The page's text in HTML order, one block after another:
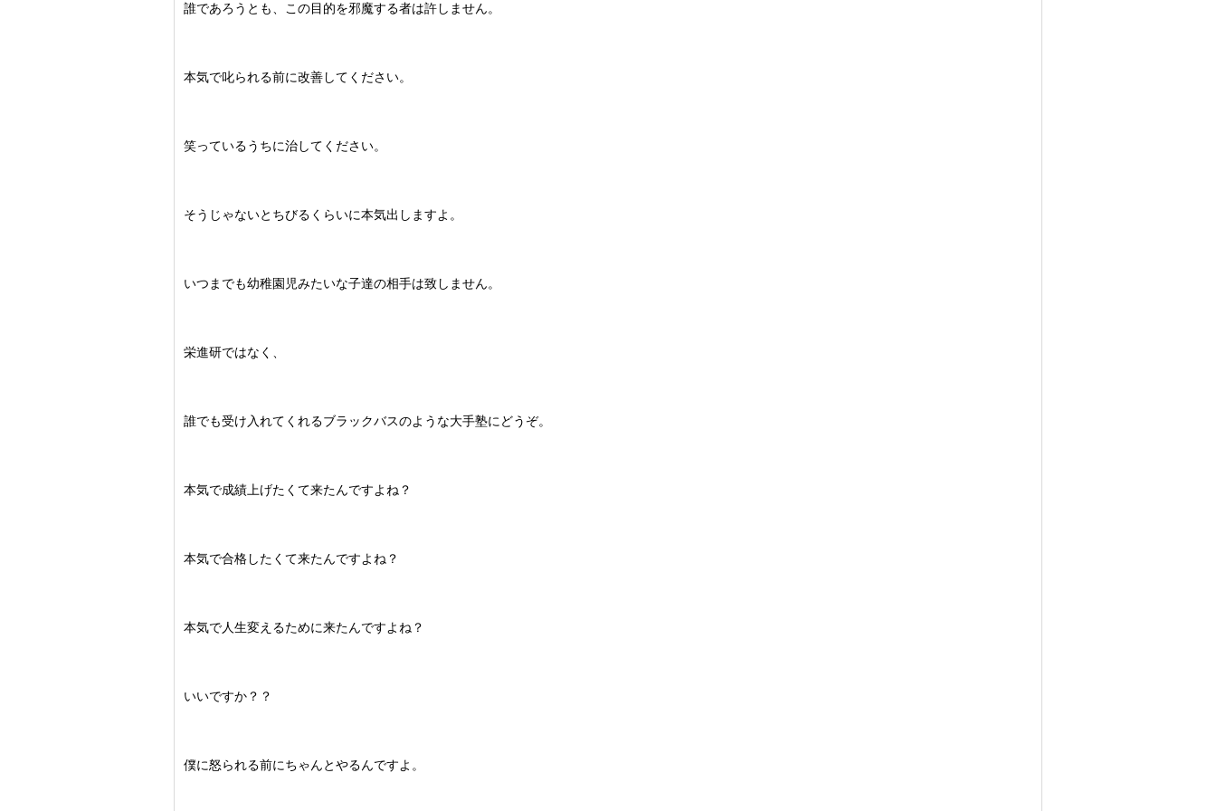
誰であろうとも、この目的を邪魔する者は許しません。
本気で叱られる前に改善してください。
笑っているうちに治してください。
そうじゃないとちびるくらいに本気出しますよ。
いつまでも幼稚園児みたいな子達の相手は致しません。
栄進研ではなく、
誰でも受け入れてくれるブラックバスのような大手塾にどうぞ。
本気で成績上げたくて来たんですよね？
本気で合格したくて来たんですよね？
本気で人生変えるために来たんですよね？
いいですか？？
僕に怒られる前にちゃんとやるんですよ。